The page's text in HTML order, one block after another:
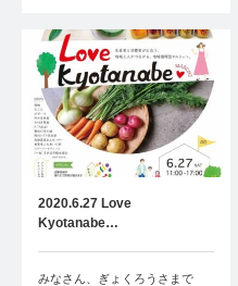
2020.6.27 Love
Kyotanabe…
みなさん、ぎょくろうさまで